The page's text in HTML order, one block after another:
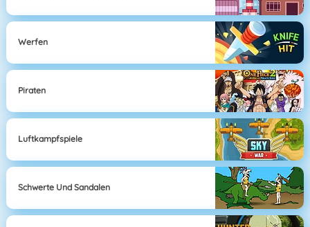
Werfen
Piraten
Luftkampfspiele
Schwerte Und Sandalen